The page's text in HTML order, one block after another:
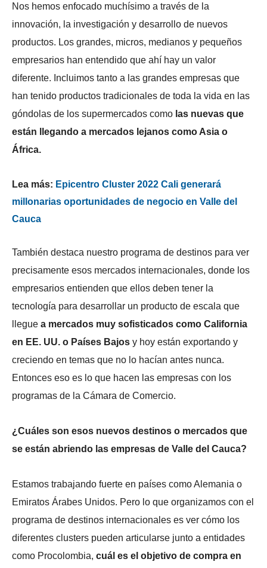
Nos hemos enfocado muchísimo a través de la
innovación, la investigación y desarrollo de nuevos
productos. Los grandes, micros, medianos y pequeños
empresarios han entendido que ahí hay un valor
diferente. Incluimos tanto a las grandes empresas que
han tenido productos tradicionales de toda la vida en las
góndolas de los supermercados como las nuevas que
están llegando a mercados lejanos como Asia o
África.
Lea más: Epicentro Cluster 2022 Cali generará
millonarias oportunidades de negocio en Valle del
Cauca
También destaca nuestro programa de destinos para ver
precisamente esos mercados internacionales, donde los
empresarios entienden que ellos deben tener la
tecnología para desarrollar un producto de escala que
llegue a mercados muy sofisticados como California
en EE. UU. o Países Bajos y hoy están exportando y
creciendo en temas que no lo hacían antes nunca.
Entonces eso es lo que hacen las empresas con los
programas de la Cámara de Comercio.
¿Cuáles son esos nuevos destinos o mercados que
se están abriendo las empresas de Valle del Cauca?
Estamos trabajando fuerte en países como Alemania o
Emiratos Árabes Unidos. Pero lo que organizamos con el
programa de destinos internacionales es ver cómo los
diferentes clusters pueden articularse junto a entidades
como Procolombia, cuál es el objetivo de compra en